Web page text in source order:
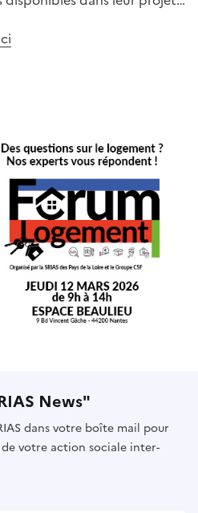
News"
dans votre boîte mail pour
votre action sociale inter-